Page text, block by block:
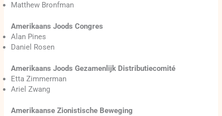
Matthew Bronfman
Amerikaans Joods Congres
Alan Pines
Daniel Rosen
Amerikaans Joods Gezamenlijk Distributiecomité
Etta Zimmerman
Ariel Zwang
Amerikaanse Zionistische Beweging